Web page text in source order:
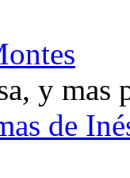
y mas
de